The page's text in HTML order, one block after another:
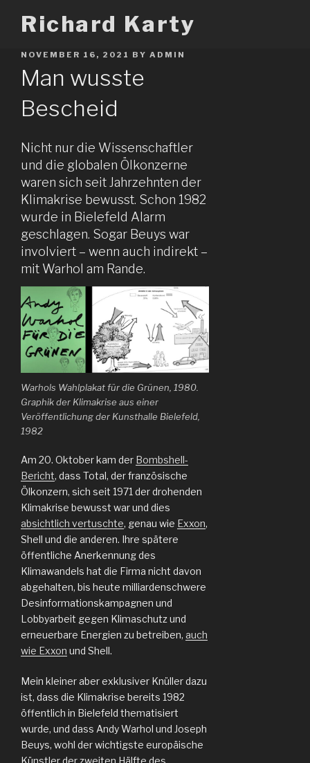
Richard Karty
POSTED
NOVEMBER 16, 2021 BY ADMIN
Man wusste
Bescheid
Nicht nur die Wissenschaftler
und die globalen Ölkonzerne
waren sich seit Jahrzehnten der
Klimakrise bewusst. Schon 1982
wurde in Bielefeld Alarm
geschlagen. Sogar Beuys war
involviert – wenn auch indirekt –
mit Warhol am Rande.
Warhols Wahlplakat für die Grünen, 1980.
Graphik der Klimakrise aus einer
Veröffentlichung der Kunsthalle Bielefeld,
1982
Am 20. Oktober kam der Bombshell-
Bericht, dass Total, der französische
Ölkonzern, sich seit 1971 der drohenden
Klimakrise bewusst war und dies
absichtlich vertuschte, genau wie Exxon,
Shell und die anderen. Ihre spätere
öffentliche Anerkennung des
Klimawandels hat die Firma nicht davon
abgehalten, bis heute milliardenschwere
Desinformationskampagnen und
Lobbyarbeit gegen Klimaschutz und
erneuerbare Energien zu betreiben, auch
wie Exxon und Shell.
Mein kleiner aber exklusiver Knüller dazu
ist, dass die Klimakrise bereits 1982
öffentlich in Bielefeld thematisiert
wurde, und dass Andy Warhol und Joseph
Beuys, wohl der wichtigste europäische
Künstler der zweiten Hälfte des